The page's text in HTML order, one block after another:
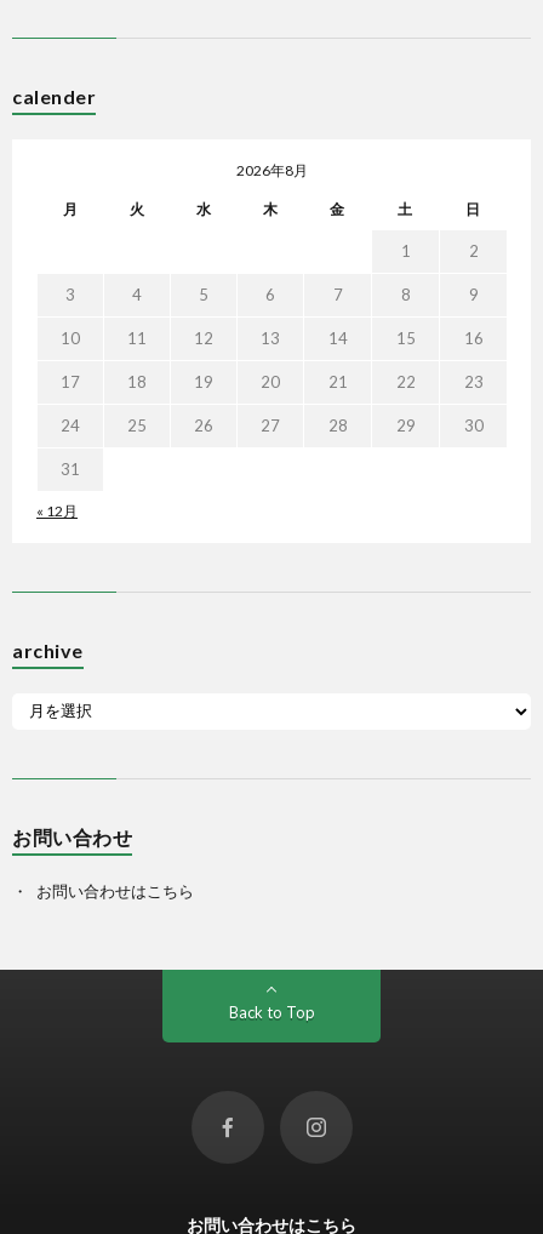
calender
2026年8月
月 火 水 木 金 土 日
« 12月
1 2
3 4 5 6 7 8 9
10 11 12 13 14 15 16
17 18 19 20 21 22 23
24 25 26 27 28 29 30
31
archive
お問い合わせ
お問い合わせはこちら
Back to Top
お問い合わせはこちら